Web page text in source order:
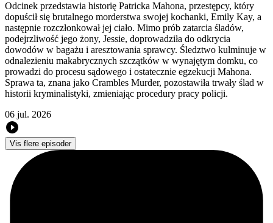
Odcinek przedstawia historię Patricka Mahona, przestępcy, który
dopuścił się brutalnego morderstwa swojej kochanki, Emily Kay, a
następnie rozczłonkował jej ciało. Mimo prób zatarcia śladów,
podejrzliwość jego żony, Jessie, doprowadziła do odkrycia
dowodów w bagażu i aresztowania sprawcy. Śledztwo kulminuje w
odnalezieniu makabrycznych szczątków w wynajętym domku, co
prowadzi do procesu sądowego i ostatecznie egzekucji Mahona.
Sprawa ta, znana jako Crambles Murder, pozostawiła trwały ślad w
historii kryminalistyki, zmieniając procedury pracy policji.
06 jul. 2026
Vis flere episoder